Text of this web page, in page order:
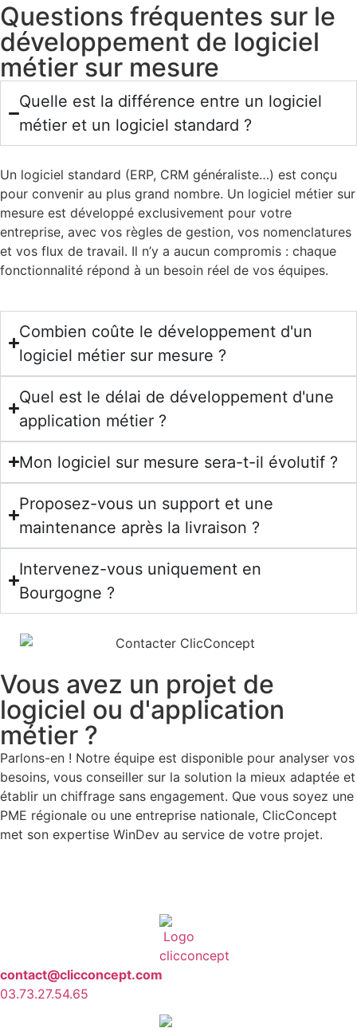
Questions fréquentes sur le
développement de logiciel
métier sur mesure
Quelle est la différence entre un logiciel
métier et un logiciel standard ?
Un logiciel standard (ERP, CRM généraliste…) est conçu
pour convenir au plus grand nombre. Un logiciel métier sur
mesure est développé exclusivement pour votre
entreprise, avec vos règles de gestion, vos nomenclatures
et vos flux de travail. Il n’y a aucun compromis : chaque
fonctionnalité répond à un besoin réel de vos équipes.
Combien coûte le développement d'un
logiciel métier sur mesure ?
Quel est le délai de développement d'une
application métier ?
Mon logiciel sur mesure sera-t-il évolutif ?
Proposez-vous un support et une
maintenance après la livraison ?
Intervenez-vous uniquement en
Bourgogne ?
Vous avez un projet de
logiciel ou d'application
métier ?
Parlons-en ! Notre équipe est disponible pour analyser vos
besoins, vous conseiller sur la solution la mieux adaptée et
établir un chiffrage sans engagement. Que vous soyez une
PME régionale ou une entreprise nationale, ClicConcept
met son expertise WinDev au service de votre projet.
contact@clicconcept.com
03.73.27.54.65